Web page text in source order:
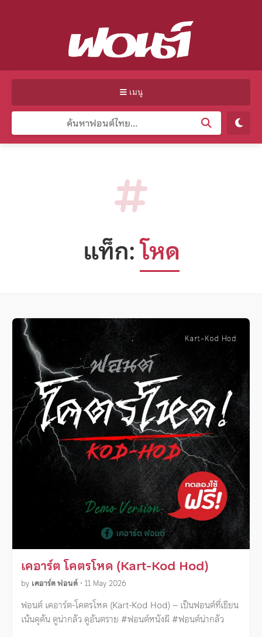
เมนู
แท็ก:โหด
เคอาร์ต โคตรโหด (Kart-Kod Hod)
by เคอาร์ต ฟอนต์ • 11 May 2026
ฟอนต์ เคอาร์ต-โคตรโหด (Kart-Kod Hod) – เป็นฟอนต์ที่เขียน
เน้นดุดัน ดูน่ากลัว ดูอันตราย #ฟอนต์หนังผี #ฟอนต์น่ากลัว